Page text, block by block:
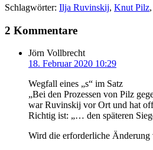
Schlagwörter: Ilja Ruvinskij, Knut Pilz,
2 Kommentare
Jörn Vollbrecht
18. Februar 2020 10:29
Wegfall eines „s“ im Satz
„Bei den Prozessen von Pilz
war Ruvinskij vor Ort und hat
Richtig ist: „… den späteren
Wird die erforderliche Änderung